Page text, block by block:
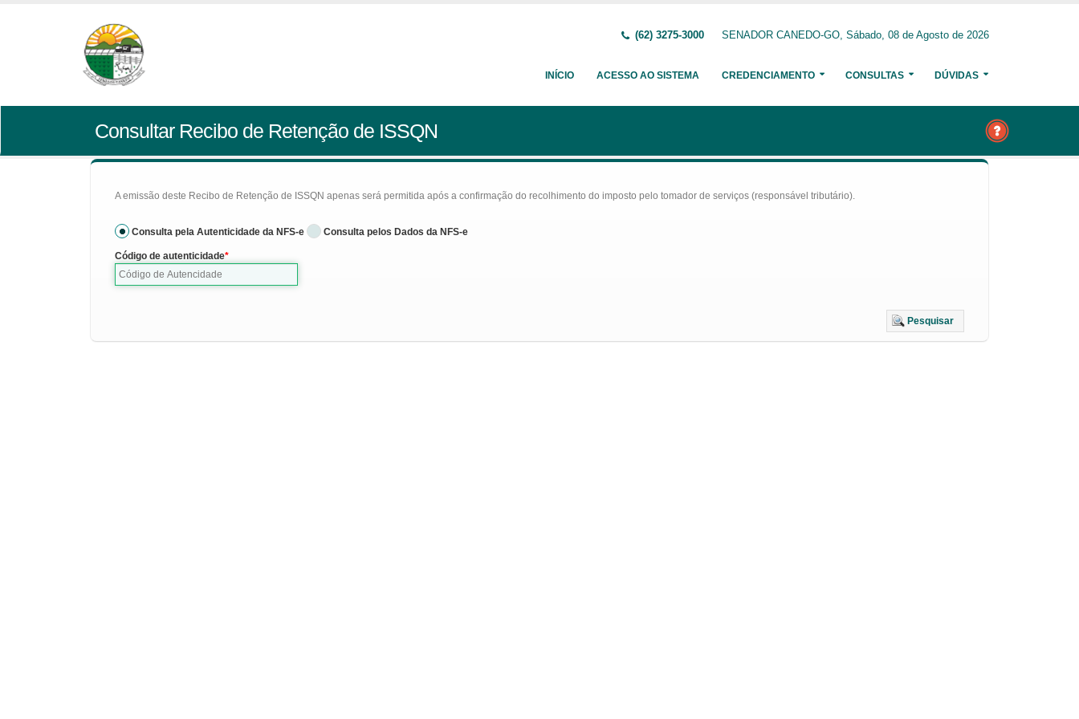
(62) 3275-3000 SENADOR CANEDO-GO, Sábado, 08 de Agosto de 2026
INÍCIO ACESSO AO SISTEMA CREDENCIAMENTO CONSULTAS DÚVIDAS
Consultar Recibo de Retenção de ISSQN
A emissão deste Recibo de Retenção de ISSQN apenas será permitida após a confirmação do recolhimento do imposto pelo tomador de serviços (responsável tributário).
Consulta pela Autenticidade da NFS-e Consulta pelos Dados da NFS-e
Código de autenticidade
Pesquisar